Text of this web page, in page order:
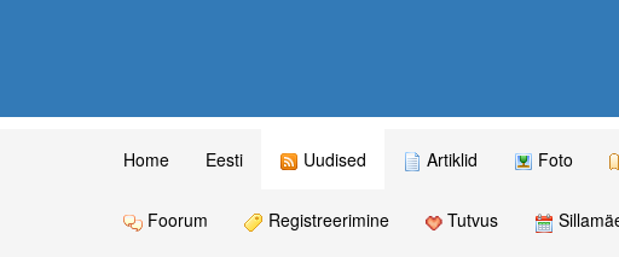
Home Eesti Uudised Artiklid Foto
Foorum Registreerimine Tutvus